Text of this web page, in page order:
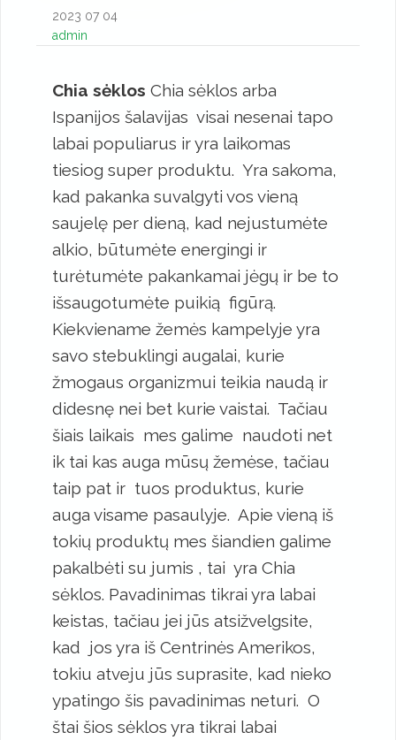
2023 07 04
admin
Chia sėklos Chia sėklos arba
Ispanijos šalavijas visai nesenai tapo
labai populiarus ir yra laikomas
tiesiog super produktu. Yra sakoma,
kad pakanka suvalgyti vos vieną
saujelę per dieną, kad nejustumėte
alkio, būtumėte energingi ir
turėtumėte pakankamai jėgų ir be to
išsaugotumėte puikią figūrą.
Kiekviename žemės kampelyje yra
savo stebuklingi augalai, kurie
žmogaus organizmui teikia naudą ir
didesnę nei bet kurie vaistai. Tačiau
šiais laikais mes galime naudoti net
ik tai kas auga mūsų žemėse, tačiau
taip pat ir tuos produktus, kurie
auga visame pasaulyje. Apie vieną iš
tokių produktų mes šiandien galime
pakalbėti su jumis , tai yra Chia
sėklos. Pavadinimas tikrai yra labai
keistas, tačiau jei jūs atsižvelgsite,
kad jos yra iš Centrinės Amerikos,
tokiu atveju jūs suprasite, kad nieko
ypatingo šis pavadinimas neturi. O
štai šios sėklos yra tikrai labai